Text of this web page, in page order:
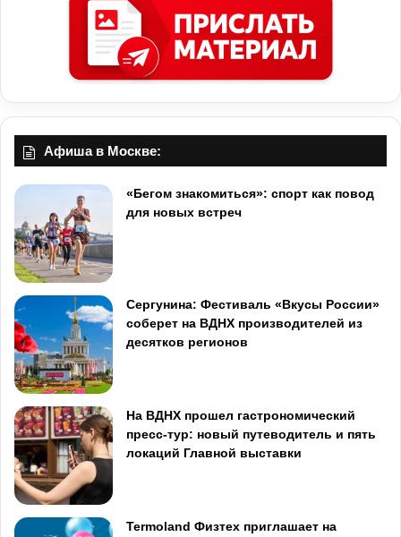
Афиша в Москве:
«Бегом знакомиться»: спорт как повод
для новых встреч
Сергунина: Фестиваль «Вкусы России»
соберет на ВДНХ производителей из
десятков регионов
На ВДНХ прошел гастрономический
пресс-тур: новый путеводитель и пять
локаций Главной выставки
Termoland Физтех приглашает на